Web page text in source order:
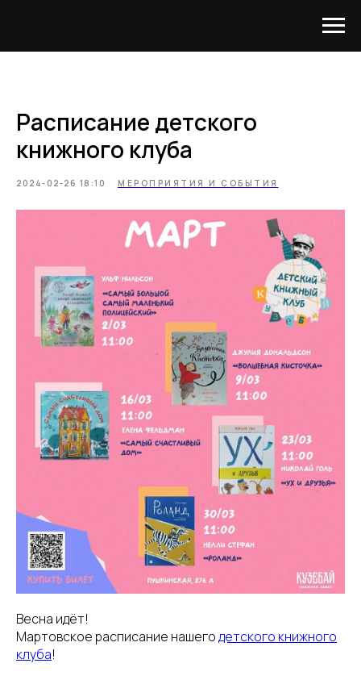
Расписание детского
книжного клуба
2024-02-26 18:10 МЕРОПРИЯТИЯ И СОБЫТИЯ
Весна идёт!
Мартовское расписание нашегодетского книжного
клуба!